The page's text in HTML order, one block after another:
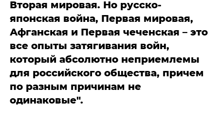
Вторая мировая. Но русско-
японская война, Первая мировая,
Афганская и Первая чеченская – это
все опыты затягивания войн,
который абсолютно неприемлемы
для российского общества, причем
по разным причинам не
одинаковые".